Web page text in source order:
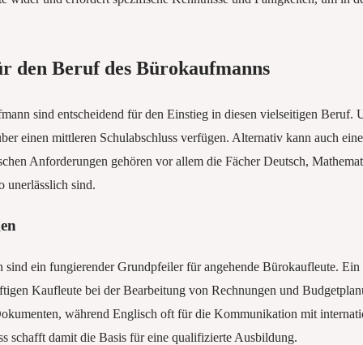
den Beruf des Bürokaufmanns
sind entscheidend für den Einstieg in diesen vielseitigen Beruf.
einen mittleren Schulabschluss verfügen. Alternativ kann auch
Anforderungen gehören vor allem die Fächer Deutsch,
unerlässlich sind.
ein fungierender Grundpfeiler für angehende Bürokaufleute. Ein
Kaufleute bei der Bearbeitung von Rechnungen und
während Englisch oft für die Kommunikation mit
schafft damit die Basis für eine qualifizierte Ausbildung.